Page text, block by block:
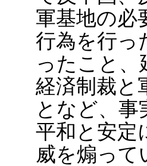
軍基地の必
行為を行っ
ったこと
経済制裁と
となど、
平和と安定
威を煽っ